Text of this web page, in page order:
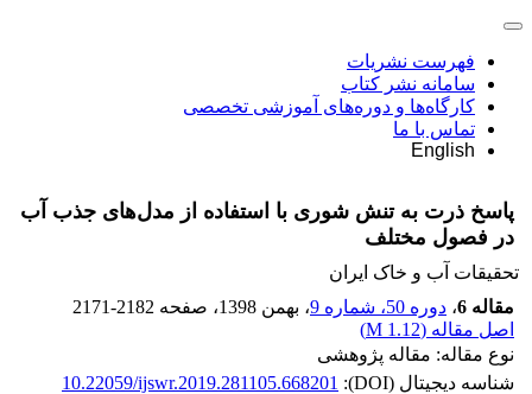
فهرست نشریات
سامانه نشر کتاب
کارگاه‌ها و دوره‌های آموزشی تخصصی
تماس با ما
English
پاسخ ذرت به تنش شوری با استفاده از مدل‌های جذب آب
در فصول مختلف
تحقیقات آب و خاک ایران
مقاله 6
، دوره 50، شماره 9 ، بهمن 1398 ، صفحه 2171-2182
اصل مقاله (1.12 M
)
نوع مقاله: مقاله پژوهشی
شناسه دیجیتال (DOI):
10.22059/ijswr.2019.281105.668201